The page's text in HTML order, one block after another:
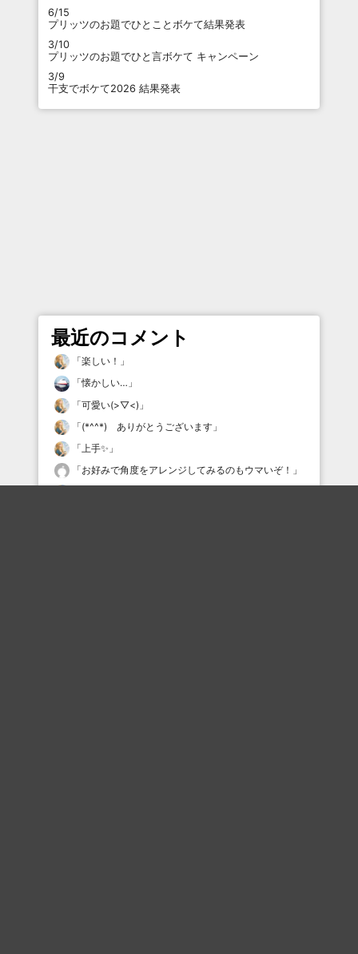
6/15
プリッツのお題でひとことボケて結果発表
3/10
プリッツのお題でひと言ボケて キャンペーン
3/9
干支でボケて2026 結果発表
最近のコメント
「楽しい！ 」
「懐かしい… 」
「可愛い(>▽<) 」
「(*^^*) ありがとうございます 」
「 上手✨ 」
「お好みで角度をアレンジしてみるのもウマいぞ！ 」